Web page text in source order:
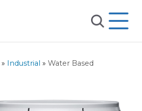
» Industrial » Water Based